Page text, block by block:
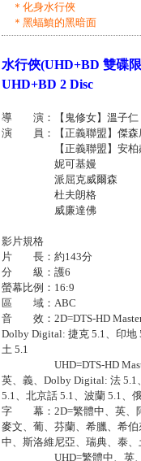
＊化身水行俠
＊黑蝠鱝的黑暗面
水行俠(UHD+BD 雙碟
UHD+BD 2 Disc
導 演：【鬼修女】溫子仁
演 員：【正義聯盟】傑森
【正義聯盟】安柏
妮可基嫚
派屈克威爾森
杜夫朗格
威廉達佛
影片規格
片 長：約143分
分 級：護6
螢幕比例：16:9
區 域：ABC
音 效：2D=DTS-HD Master
Dolby Digital: 捷克 5.1、印地
土 5.1
UHD=DTS-HD Master
英、義、Dolby Digital: 法 5.1
5.1、北京話 5.1、波蘭 5.1、
字 幕：2D=繁體中、英、阿
麥文、葡、芬蘭、希臘、希
中、斯洛維尼亞、瑞典、泰、
UHD=繁體中、英、阿